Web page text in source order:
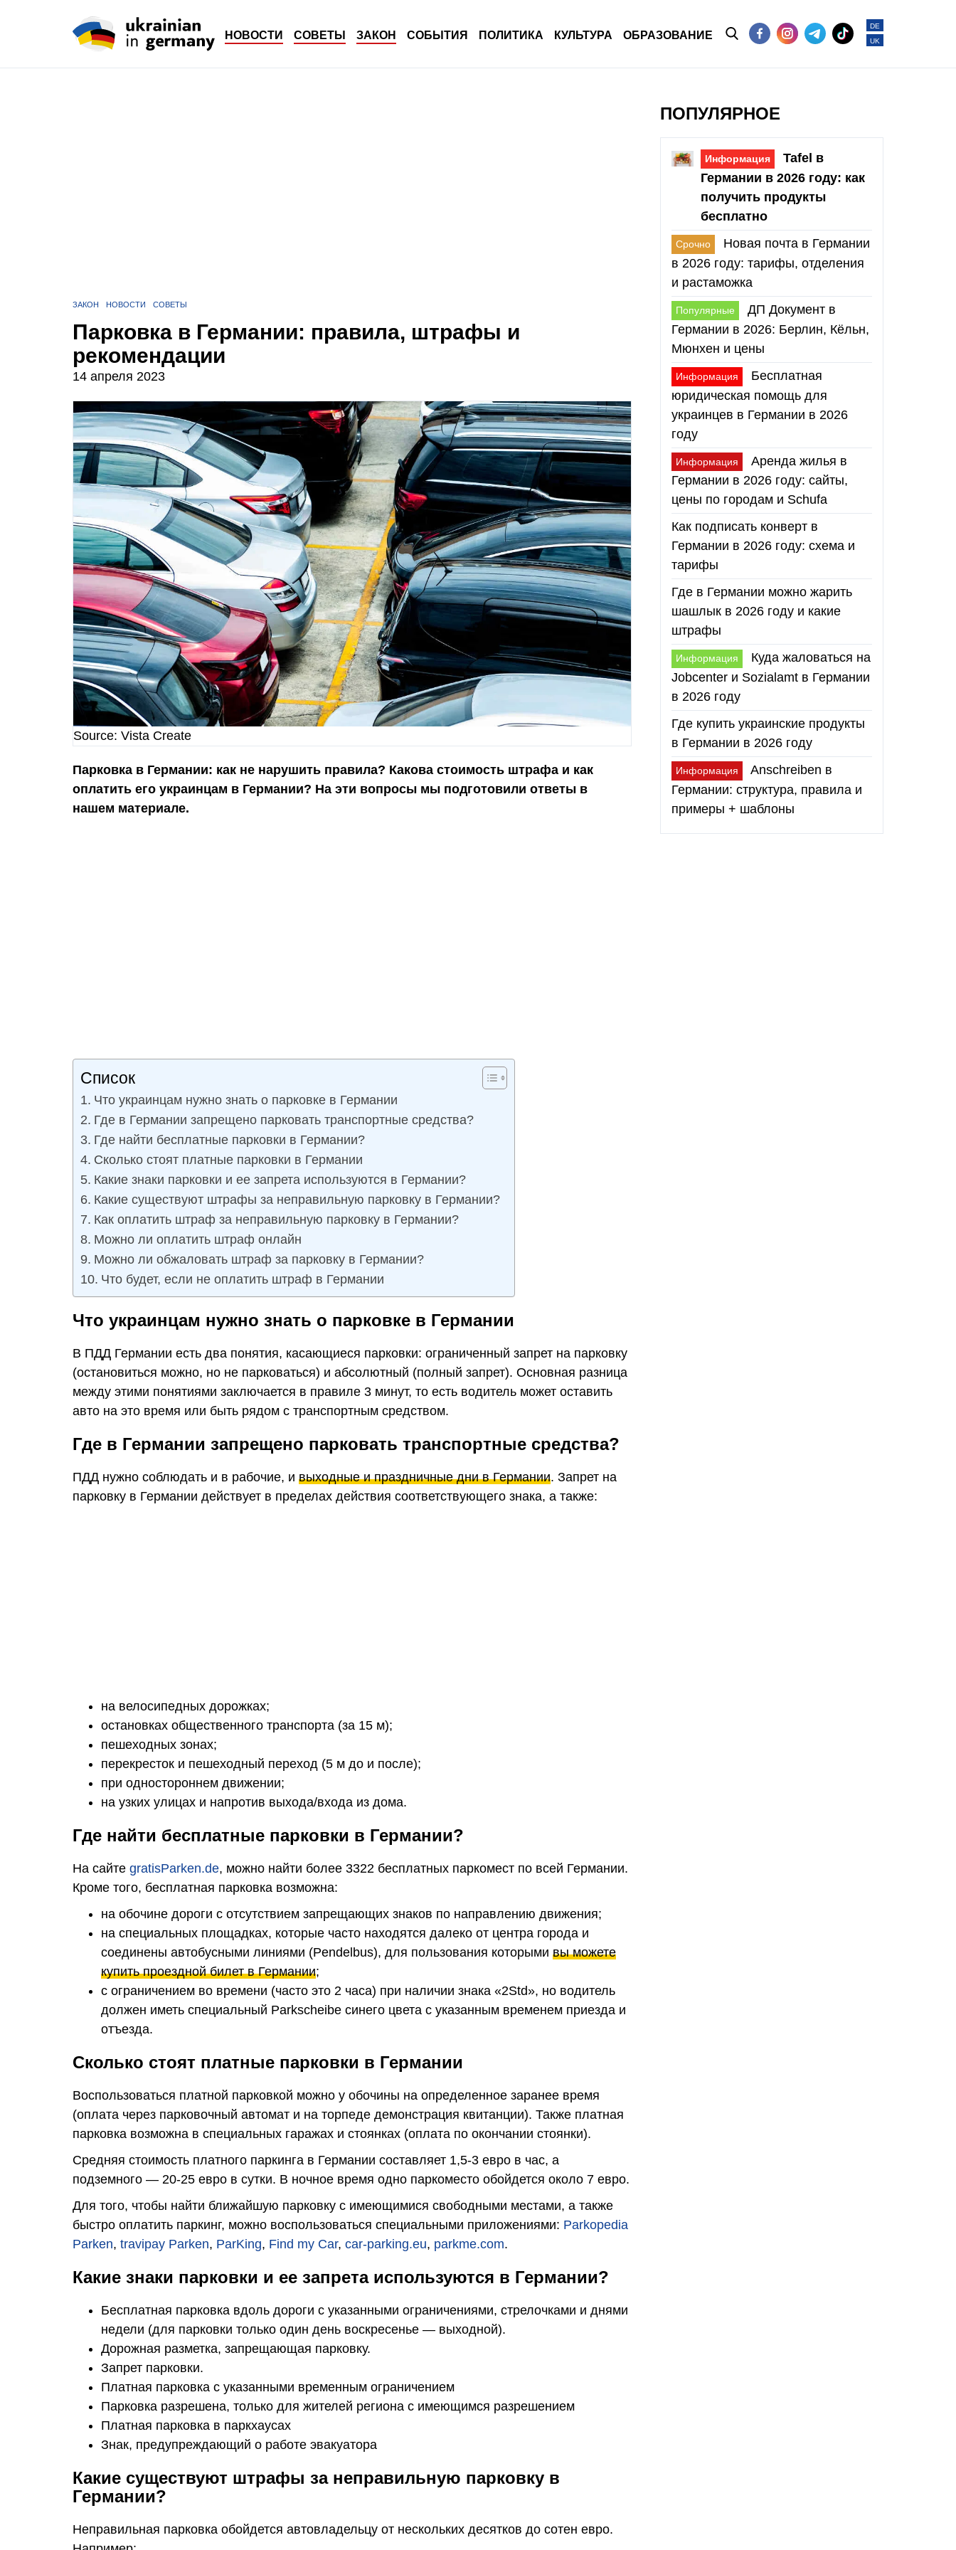
НОВОСТИ СОВЕТЫ ЗАКОН СОБЫТИЯ ПОЛИТИКА КУЛЬТУРА ОБРАЗОВАНИЕ
DE
UK
ЗАКОН НОВОСТИ СОВЕТЫ
Парковка в Германии: правила, штрафы и
рекомендации
14 апреля 2023
Source: Vista Create
Парковка в Германии: как не нарушить правила? Какова стоимость штрафа и как
оплатить его украинцам в Германии? На эти вопросы мы подготовили ответы в
нашем материале.
Список
Что украинцам нужно знать о парковке в Германии
Где в Германии запрещено парковать транспортные средства?
Где найти бесплатные парковки в Германии?
Сколько стоят платные парковки в Германии
Какие знаки парковки и ее запрета используются в Германии?
Какие существуют штрафы за неправильную парковку в Германии?
Как оплатить штраф за неправильную парковку в Германии?
Можно ли оплатить штраф онлайн
Можно ли обжаловать штраф за парковку в Германии?
Что будет, если не оплатить штраф в Германии
Что украинцам нужно знать о парковке в Германии
В ПДД Германии есть два понятия, касающиеся парковки: ограниченный запрет на парковку
(остановиться можно, но не парковаться) и абсолютный (полный запрет). Основная разница
между этими понятиями заключается в правиле 3 минут, то есть водитель может оставить
авто на это время или быть рядом с транспортным средством.
Где в Германии запрещено парковать транспортные средства?
ПДД нужно соблюдать и в рабочие, и выходные и праздничные дни в Германии. Запрет на
парковку в Германии действует в пределах действия соответствующего знака, а также:
на велосипедных дорожках;
остановках общественного транспорта (за 15 м);
пешеходных зонах;
перекресток и пешеходный переход (5 м до и после);
при одностороннем движении;
на узких улицах и напротив выхода/входа из дома.
Где найти бесплатные парковки в Германии?
На сайте gratisParken.de, можно найти более 3322 бесплатных паркомест по всей Германии.
Кроме того, бесплатная парковка возможна:
на обочине дороги с отсутствием запрещающих знаков по направлению движения;
на специальных площадках, которые часто находятся далеко от центра города и
соединены автобусными линиями (Pendelbus), для пользования которыми вы можете
купить проездной билет в Германии;
с ограничением во времени (часто это 2 часа) при наличии знака «2Std», но водитель
должен иметь специальный Parkscheibe синего цвета с указанным временем приезда и
отъезда.
Сколько стоят платные парковки в Германии
Воспользоваться платной парковкой можно у обочины на определенное заранее время
(оплата через парковочный автомат и на торпеде демонстрация квитанции). Также платная
парковка возможна в специальных гаражах и стоянках (оплата по окончании стоянки).
Средняя стоимость платного паркинга в Германии составляет 1,5-3 евро в час, а
подземного — 20-25 евро в сутки. В ночное время одно паркоместо обойдется около 7 евро.
Для того, чтобы найти ближайшую парковку с имеющимися свободными местами, а также
быстро оплатить паркинг, можно воспользоваться специальными приложениями: Parkopedia
Parken, travipay Parken, ParKing, Find my Car, car-parking.eu, parkme.com.
Какие знаки парковки и ее запрета используются в Германии?
Бесплатная парковка вдоль дороги с указанными ограничениями, стрелочками и днями
недели (для парковки только один день воскресенье — выходной).
Дорожная разметка, запрещающая парковку.
Запрет парковки.
Платная парковка с указанными временным ограничением
Парковка разрешена, только для жителей региона с имеющимся разрешением
Платная парковка в паркхаусах
Знак, предупреждающий о работе эвакуатора
Какие существуют штрафы за неправильную парковку в
Германии?
Неправильная парковка обойдется автовладельцу от нескольких десятков до сотен евро.
ПОПУЛЯРНОЕ
Информация
Tafel в
Германии в 2026 году: как
получить продукты
бесплатно
Срочно
Новая почта в Германии
в 2026 году: тарифы, отделения
и растаможка
Популярные
ДП Документ в
Германии в 2026: Берлин, Кёльн,
Мюнхен и цены
Информация
Бесплатная
юридическая помощь для
украинцев в Германии в 2026
году
Информация
Аренда жилья в
Германии в 2026 году: сайты,
цены по городам и Schufa
Как подписать конверт в
Германии в 2026 году: схема и
тарифы
Где в Германии можно жарить
шашлык в 2026 году и какие
штрафы
Информация
Куда жаловаться на
Jobcenter и Sozialamt в Германии
в 2026 году
Где купить украинские продукты
в Германии в 2026 году
Информация
Anschreiben в
Германии: структура, правила и
примеры + шаблоны